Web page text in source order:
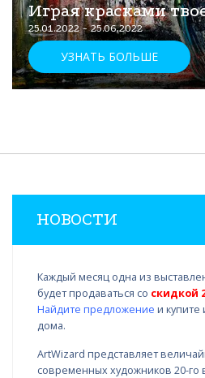
Играя красками
25.01.2022 - 25.06.2022
УЗНАТЬ БОЛЬШЕ
НОВОСТИ
Каждый месяц одна из
будет продаваться со скидкой
Найдите предложение и купите
дома.
ArtWizard представляет
современных художников 20-го